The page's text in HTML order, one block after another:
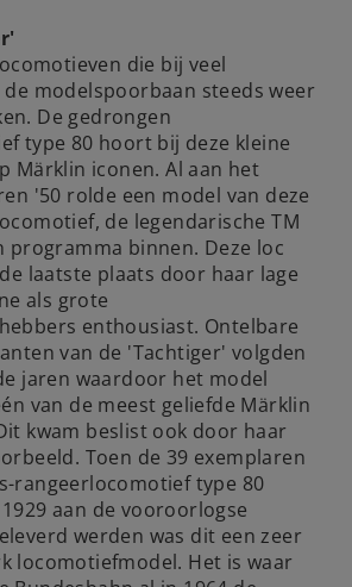
die bij veel
modelspoorbaan steeds weer
De gedrongen
type 80 hoort bij deze kleine
Märklin iconen. Al aan het
'50 rolde een model van deze
de legendarische TM
programma binnen. Deze loc
laatste plaats door haar lage
als grote
enthousiast. Ontelbare
van de 'Tachtiger' volgden
jaren waardoor het model
van de meest geliefde Märklin
kwam beslist ook door haar
Toen de 39 exemplaren
rangeerlocomotief type 80
aan de vooroorlogse
werden was dit een zeer
locomotiefmodel. Het is waar